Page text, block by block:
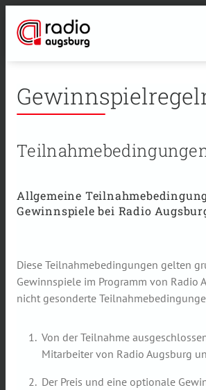
Allgemeine
Gewinnspiele bei Radio
Diese Teilnahmebedingungen gelten
Gewinnspiele im Programm von Radio
nicht gesonderte
Von der Teilnahme
Mitarbeiter von Radio Augsburg
Der Preis und eine optionale